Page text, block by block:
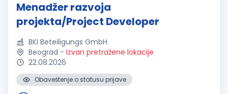
Menadžer razvoja
projekta/Project Developer
BKI Beteiligungs GmbH
Beograd - Izvan pretražene lokacije
22.08.2026
Obaveštenje o statusu prijave